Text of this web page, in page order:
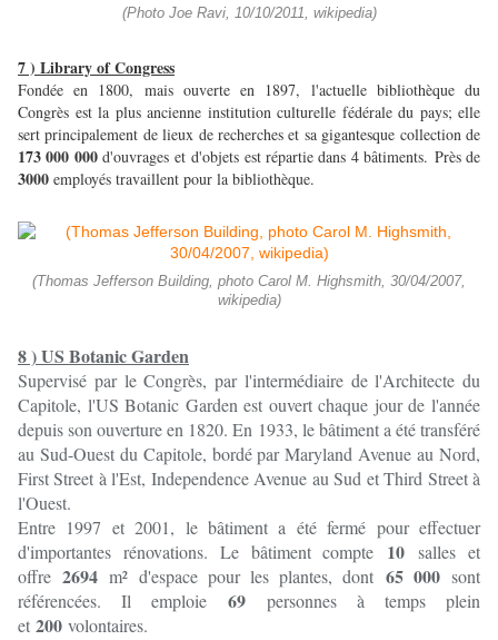
(Photo Joe Ravi, 10/10/2011, wikipedia)
7 ) Library of Congress
Fondée en 1800, mais ouverte en 1897, l'actuelle bibliothèque du
Congrès est la plus ancienne institution culturelle fédérale du pays; elle
sert principalement de lieux de recherches et sa gigantesque collection de
173 000 000d'ouvrages et d'objets est répartie dans 4 bâtiments. Près de
3000 employés travaillent pour la bibliothèque.
(Thomas Jefferson Building, photo Carol M. Highsmith, 30/04/2007,
wikipedia)
8 ) US Botanic Garden
Supervisé par le Congrès, par l'intermédiaire de l'Architecte du
Capitole, l'US Botanic Garden est ouvert chaque jour de l'année
depuis son ouverture en 1820. En 1933, le bâtiment a été transféré
au Sud-Ouest du Capitole, bordé par Maryland Avenue au Nord,
First Street à l'Est, Independence Avenue au Sud et Third Street à
l'Ouest.
Entre 1997 et 2001, le bâtiment a été fermé pour effectuer
d'importantes rénovations. Le bâtiment compte
10 salles et
offre 2694 m² d'espace pour les plantes, dont 65 000 sont
référencées. Il emploie
69
personnes à temps plein
et 200 volontaires.